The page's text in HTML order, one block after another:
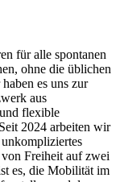
für alle spontanen
ohne die üblichen
es uns zur
aus
flexible
2024 arbeiten wir
Freiheit auf zwei
es, die Mobilität im